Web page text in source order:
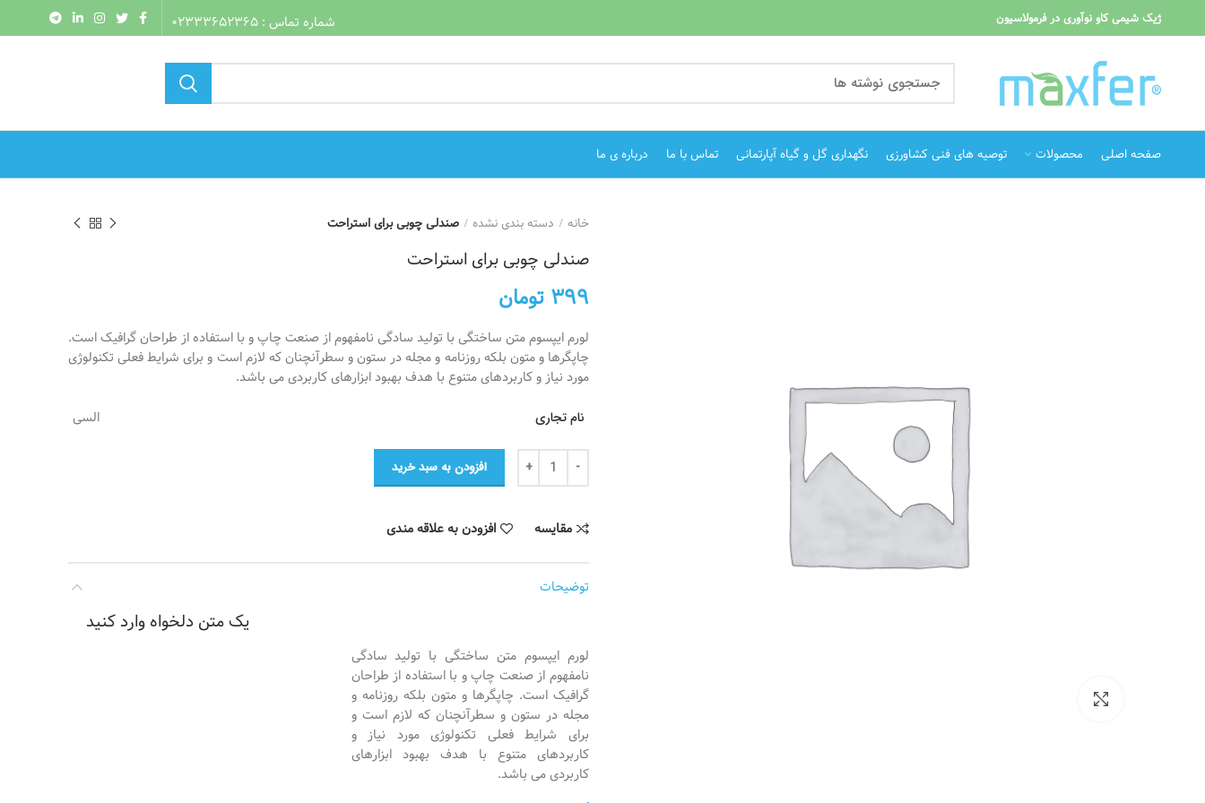
ژیک شیمی کاو نوآوری در فرمولاسیون شماره تماس : 02333652365
صفحه اصلی محصولات توصیه های فنی کشاورزی نگهداری گل و گیاه آپارتمانی تماس با ما درباره ی ما
خانه دسته بندی نشده صندلی چوبی برای استراحت
صندلی چوبی برای استراحت
399 تومان
لورم ایپسوم متن ساختگی با تولید سادگی نامفهوم از صنعت چاپ و با استفاده از طراحان گرافیک است.
چاپگرها و متون بلکه روزنامه و مجله در ستون و سطرآنچنان که لازم است و برای شرایط فعلی تکنولوژی
مورد نیاز و کاربردهای متنوع با هدف بهبود ابزارهای کاربردی می باشد.
نام تجاری السی
صندلی چوبی برای استراحت عدد
افزودن به سبد خرید
مقایسه افزودن به علاقه مندی
توضیحات
یک متن دلخواه وارد کنید
لورم ایپسوم متن ساختگی با تولید سادگی
نامفهوم از صنعت چاپ و با استفاده از طراحان
گرافیک است. چاپگرها و متون بلکه روزنامه و
مجله در ستون و سطرآنچنان که لازم است و
برای شرایط فعلی تکنولوژی مورد نیاز و
کاربردهای متنوع با هدف بهبود ابزارهای
کاربردی می باشد.